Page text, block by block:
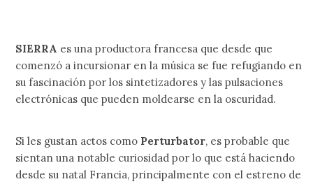
SIERRA es una productora francesa que desde que
comenzó a incursionar en la música se fue refugiando en
su fascinación por los sintetizadores y las pulsaciones
electrónicas que pueden moldearse en la oscuridad.
Si les gustan actos como Perturbator, es probable que
sientan una notable curiosidad por lo que está haciendo
desde su natal Francia, principalmente con el estreno de